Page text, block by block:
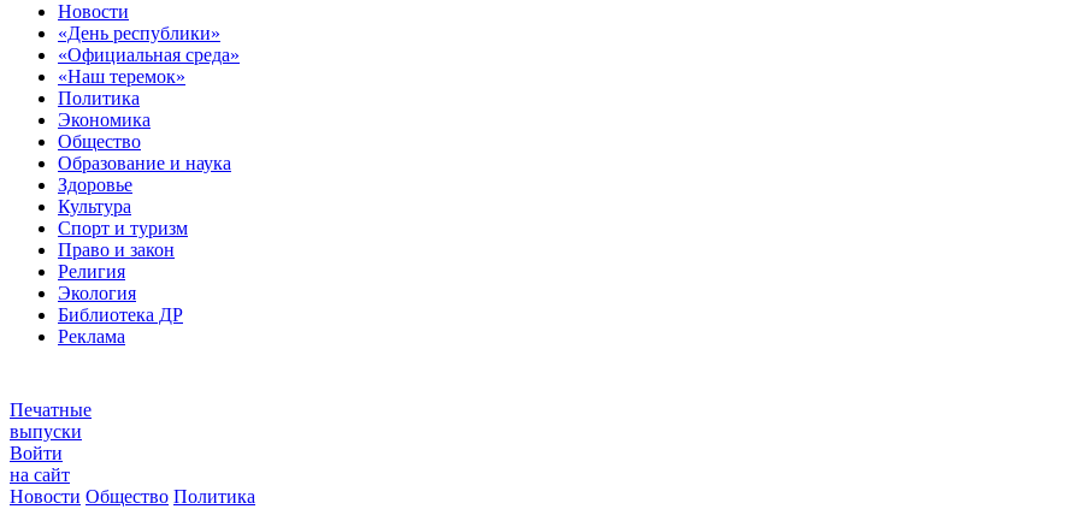
Новости
«День республики»
«Официальная среда»
«Наш теремок»
Политика
Экономика
Общество
Образование и наука
Здоровье
Культура
Спорт и туризм
Право и закон
Религия
Экология
Библиотека ДР
Реклама
Печатные
выпуски
Войти
на сайт
Новости Общество Политика